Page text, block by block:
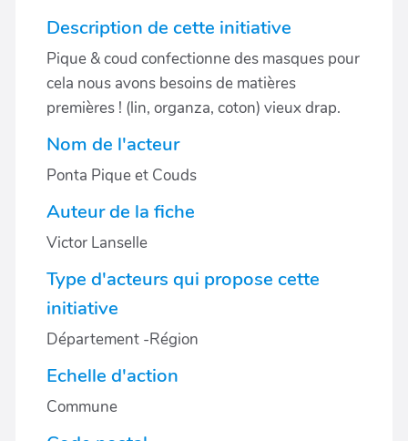
Description de cette initiative
Pique & coud confectionne des masques pour
cela nous avons besoins de matières
premières ! (lin, organza, coton) vieux drap.
Nom de l'acteur
Ponta Pique et Couds
Auteur de la fiche
Victor Lanselle
Type d'acteurs qui propose cette
initiative
Département -Région
Echelle d'action
Commune